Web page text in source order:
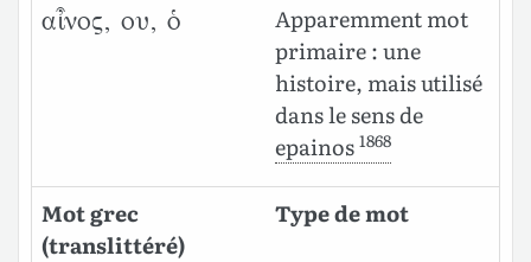
αἶνος, ου, ὁ
Apparemment mot
primaire : une
histoire, mais utilisé
dans le sens de
epainos 1868
Mot grec
(translittéré)
Type de mot